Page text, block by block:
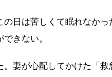
日は苦しくて眠れなかっ
きない。
妻が心配してかけた「救